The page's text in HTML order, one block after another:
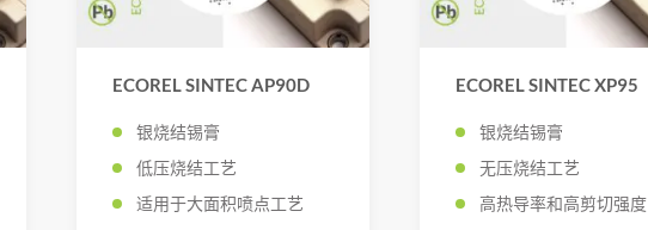
ECOREL SINTEC AP90D
银烧结锡膏
低压烧结工艺
适用于大面积喷点工艺
ECOREL SINTEC XP95
银烧结锡膏
无压烧结工艺
高热导率和高剪切强度